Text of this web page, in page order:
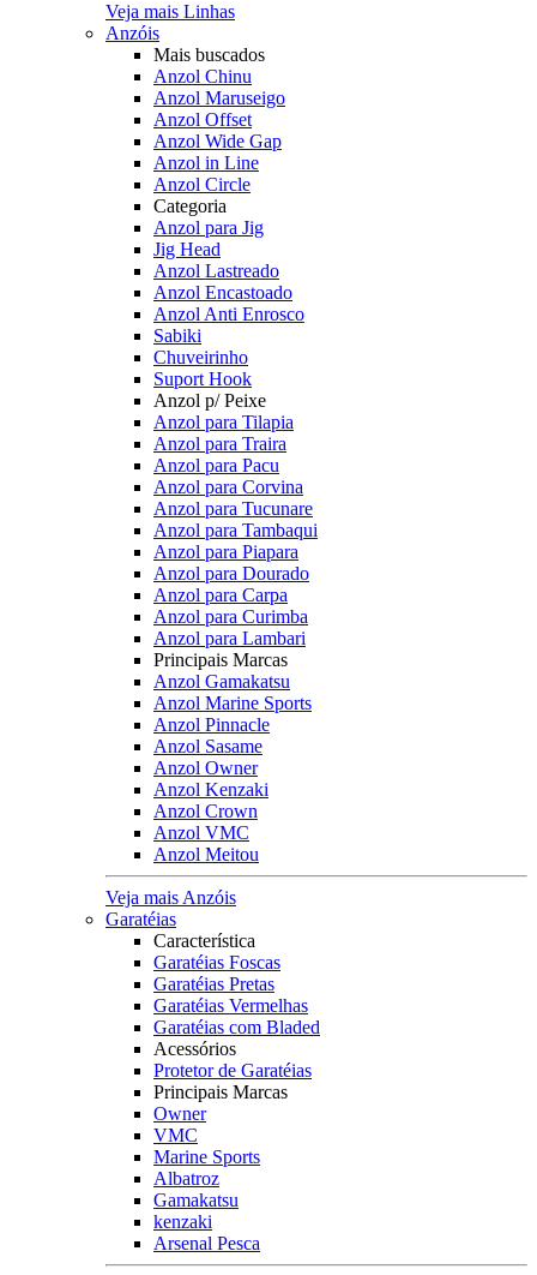
Veja mais Linhas
Anzóis
Mais buscados
Anzol Chinu
Anzol Maruseigo
Anzol Offset
Anzol Wide Gap
Anzol in Line
Anzol Circle
Categoria
Anzol para Jig
Jig Head
Anzol Lastreado
Anzol Encastoado
Anzol Anti Enrosco
Sabiki
Chuveirinho
Suport Hook
Anzol p/ Peixe
Anzol para Tilapia
Anzol para Traira
Anzol para Pacu
Anzol para Corvina
Anzol para Tucunare
Anzol para Tambaqui
Anzol para Piapara
Anzol para Dourado
Anzol para Carpa
Anzol para Curimba
Anzol para Lambari
Principais Marcas
Anzol Gamakatsu
Anzol Marine Sports
Anzol Pinnacle
Anzol Sasame
Anzol Owner
Anzol Kenzaki
Anzol Crown
Anzol VMC
Anzol Meitou
Veja mais Anzóis
Garatéias
Característica
Garatéias Foscas
Garatéias Pretas
Garatéias Vermelhas
Garatéias com Bladed
Acessórios
Protetor de Garatéias
Principais Marcas
Owner
VMC
Marine Sports
Albatroz
Gamakatsu
kenzaki
Arsenal Pesca